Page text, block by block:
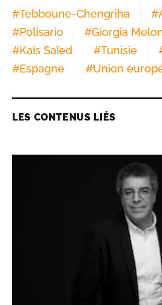
#Tebboune-Chengriha #
#Polisario #Giorgia
#Kaïs Saïed #Tunisie
#Espagne #Union
LES CONTENUS LIÉS